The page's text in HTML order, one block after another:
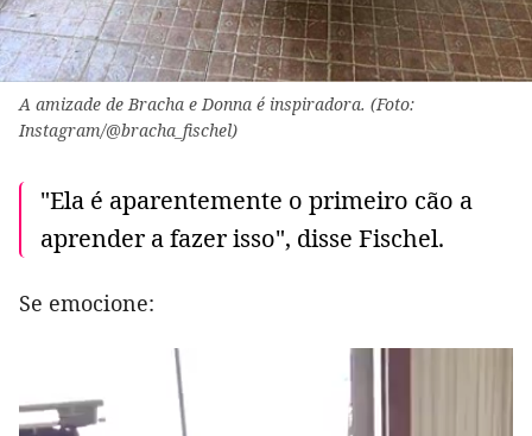
A amizade de Bracha e Donna é inspiradora. (Foto:
Instagram/@bracha_fischel)
"Ela é aparentemente o primeiro cão a
aprender a fazer isso", disse Fischel.
Se emocione: